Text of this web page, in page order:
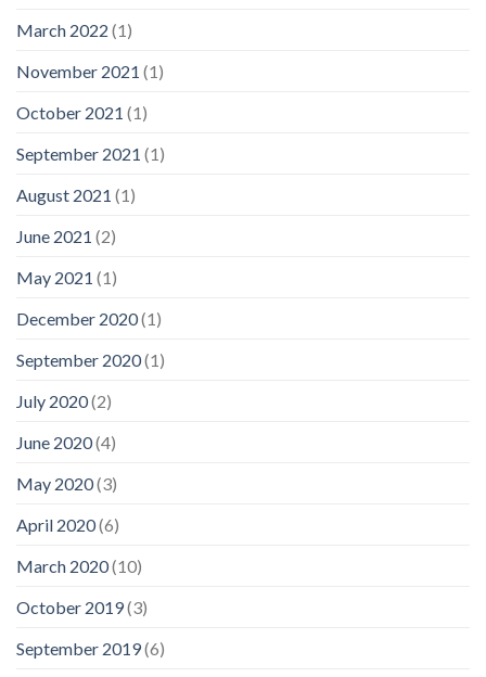
March 2022 (1)
November 2021 (1)
October 2021 (1)
September 2021 (1)
August 2021 (1)
June 2021 (2)
May 2021 (1)
December 2020(1)
September 2020(1)
July 2020(2)
June 2020(4)
May 2020(3)
April 2020(6)
March 2020(10)
October 2019(3)
September 2019(6)